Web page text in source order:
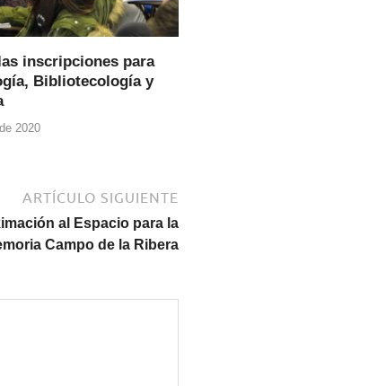
inscripciones para
Bibliotecología y
2020
ARTÍCULO SIGUIENTE
al Espacio para la
Campo de la Ribera